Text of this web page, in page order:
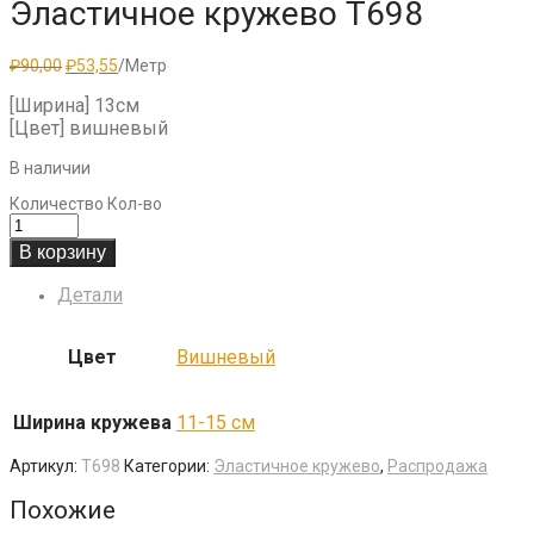
Эластичное кружево T698
₽90,00Первоначальная
составляла
₽90,00.
₽53,55Текущая
₽53,55.
/Метр
[Ширина] 13см
[Цвет] вишневый
В наличии
Количество Кол-во
В корзину
Детали
Цвет Вишневый
Ширина кружева 11-15 см
Артикул: T698 Категории: Эластичное кружево, Распродажа
Похожие